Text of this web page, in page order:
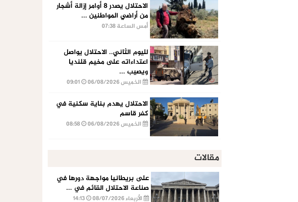
الاحتلال يصدر 8 أوامر إزالة أشجار
من أراضي المواطنين ...
أمس الساعة 07:38
لليوم الثاني.. الاحتلال يواصل
اعتداءاته على مخيم قلنديا
ويصيب ...
الخميس 06/08/2026
الاحتلال يهدم بناية سكنية في
كفر قاسم
الخميس 06/08/2026
مقالات
على بريطانيا مواجهة دورها في
صناعة الاحتلال القائم في ...
الأربعاء 08/07/2026